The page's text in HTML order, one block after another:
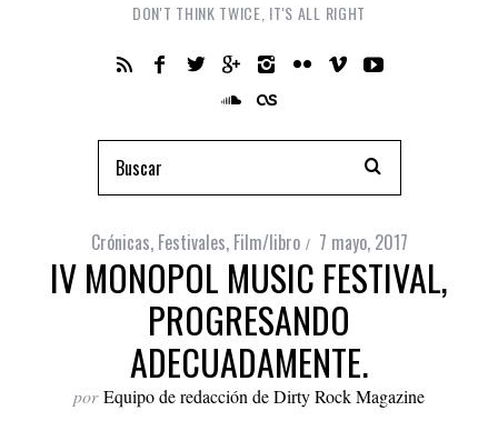
DON'T THINK TWICE, IT'S ALL RIGHT
Crónicas, Festivales, Film/libro 7 mayo, 2017
IV MONOPOL MUSIC FESTIVAL,
PROGRESANDO
ADECUADAMENTE.
por Equipo de redacción de Dirty Rock Magazine